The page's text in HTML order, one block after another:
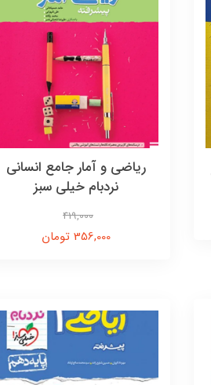
ریاضی و آمار جامع انسانی
نردبام خیلی سبز
419,000
356,000 تومان